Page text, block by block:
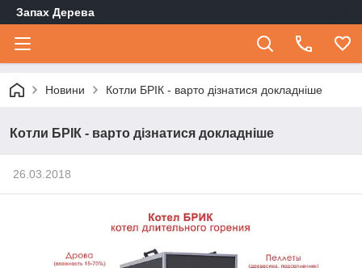
Запах Дерева
Новини Котли БРІК - варто дізнатися докладніше
Котли БРІК - варто дізнатися докладніше
26.03.2018